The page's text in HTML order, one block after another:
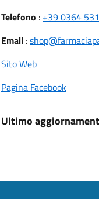
Telefono : +39 0364
Email:
Sito Web
Pagina Facebook
Ultimo